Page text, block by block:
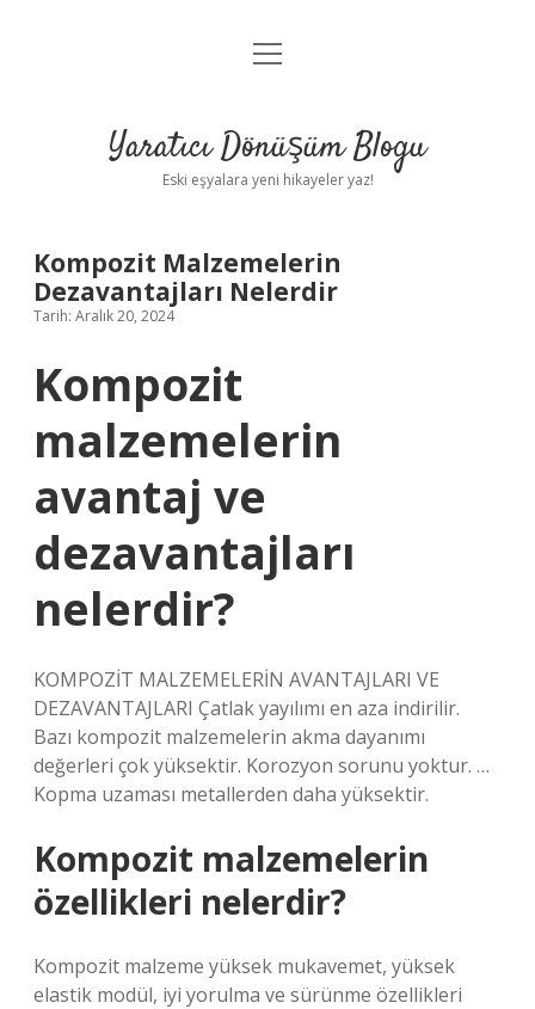
Anasayfa
Yasal Uyarı
menüyü
Yaratıcı Dönüşüm Blogu
Eski eşyalara yeni hikayeler yaz!
Kompozit Malzemelerin
Dezavantajları Nelerdir
Tarih: Aralık 20, 2024
Kompozit
malzemelerin
avantaj ve
dezavantajları
nelerdir?
KOMPOZİT MALZEMELERİN AVANTAJLARI VE
DEZAVANTAJLARI Çatlak yayılımı en aza indirilir.
Bazı kompozit malzemelerin akma dayanımı
değerleri çok yüksektir. Korozyon sorunu yoktur. …
Kopma uzaması metallerden daha yüksektir.
Kompozit malzemelerin
özellikleri nelerdir?
Kompozit malzeme yüksek mukavemet, yüksek
elastik modül, iyi yorulma ve sürünme özellikleri